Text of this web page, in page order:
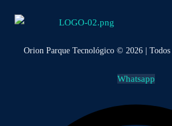
Orion Parque Tecnológico © 2026 | Todos
Whatsapp